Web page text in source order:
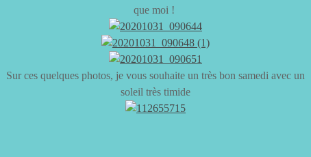
que moi !
Sur ces quelques photos, je vous souhaite un très bon samedi avec un
soleil très timide